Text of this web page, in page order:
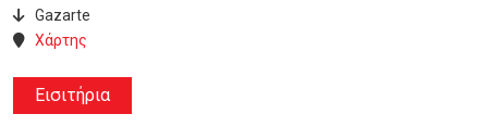
Gazarte
Χάρτης
Εισιτήρια